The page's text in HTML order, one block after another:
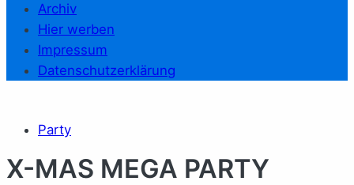
Archiv
Hier werben
Impressum
Datenschutzerklärung
Party
X-MAS MEGA PARTY